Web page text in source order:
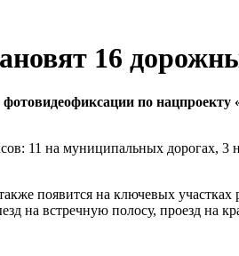
16
по нацпроекту
11 на муниципальных дорогах,
появится на ключевых
на встречную полосу, проезд на